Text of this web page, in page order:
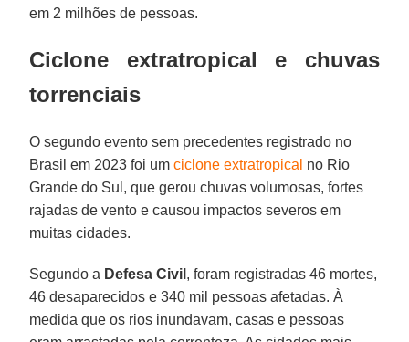
em 2 milhões de pessoas.
Ciclone extratropical e chuvas
torrenciais
O segundo evento sem precedentes registrado no
Brasil em 2023 foi umciclone extratropical no Rio
Grande do Sul, que gerou chuvas volumosas, fortes
rajadas de vento e causou impactos severos em
muitas cidades.
Segundo a Defesa Civil , foram registradas 46 mortes,
46 desaparecidos e 340 mil pessoas afetadas. À
medida que os rios inundavam, casas e pessoas